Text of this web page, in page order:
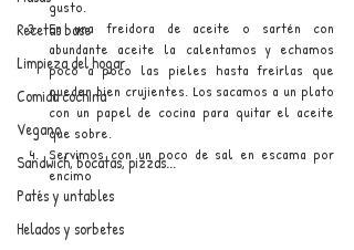
Recetas base
Limpieza del hogar
Comida cochina
Vegano
Sandwich, bocatas, pizzas...
Patés y untables
Helados y sorbetes
gusto.
En una freidora de aceite o sartén con
abundante aceite la calentamos y echamos
poco a poco las pieles hasta freírlas que
queden bien crujientes. Los sacamos a un plato
con un papel de cocina para quitar el aceite
que sobre.
Servimos con un poco de sal en escama por
encimo